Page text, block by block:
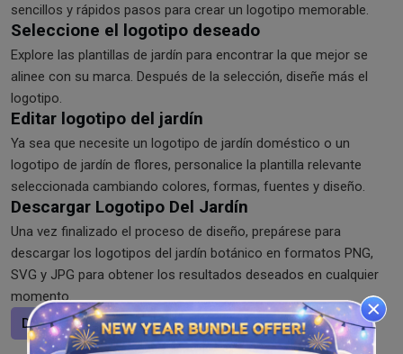
sencillos y rápidos pasos para crear un logotipo memorable.
Seleccione el logotipo deseado
Explore las plantillas de jardín para encontrar la que mejor se
alinee con su marca. Después de la selección, diseñe más el
logotipo.
Editar logotipo del jardín
Ya sea que necesite un logotipo de jardín doméstico o un
logotipo de jardín de flores, personalice la plantilla relevante
seleccionada cambiando colores, formas, fuentes y diseño.
Descargar Logotipo Del Jardín
Una vez finalizado el proceso de diseño, prepárese para
descargar los logotipos del jardín botánico en formatos PNG,
SVG y JPG para obtener los resultados deseados en cualquier
momento.
Diseñar un logotipo